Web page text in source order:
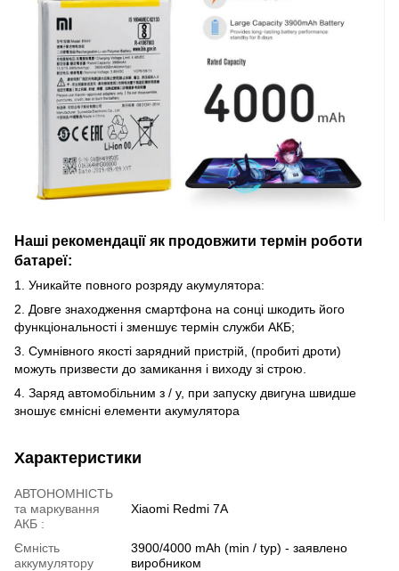
Наші рекомендації як продовжити термін роботи
батареї:
1. Уникайте повного розряду акумулятора:
2. Довге знаходження смартфона на сонці шкодить його
функціональності і зменшує термін служби АКБ;
3. Сумнівного якості зарядний пристрій, (пробиті дроти)
можуть призвести до замикання і виходу зі строю.
4. Заряд автомобільним з / у, при запуску двигуна швидше
зношує ємнісні елементи акумулятора
Характеристики
АВТОНОМНІСТЬ
та маркування
АКБ :
Xiaomi Redmi 7A
Ємність
аккумулятору
3900/4000 mAh (min / typ) - заявлено
виробником